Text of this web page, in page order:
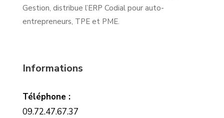
Gestion, distribue l’ERP Codial pour auto-
entrepreneurs, TPE et PME.
Informations
Téléphone :
09.72.47.67.37